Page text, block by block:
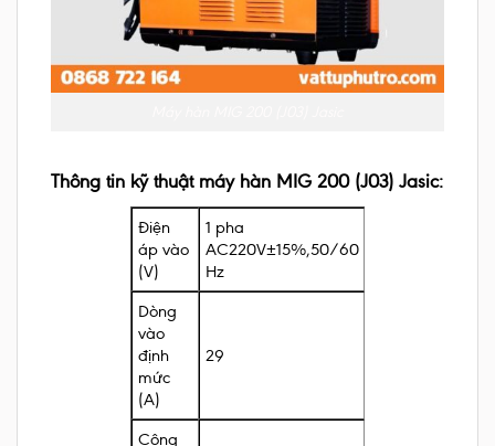
Thông tin kỹ thuật máy hàn MIG 200 (J03) Jasic:
Điện
áp vào
(V)
1 pha
AC220V±15%,50/60
Hz
Dòng
vào
định
mức
(A)
29
Công